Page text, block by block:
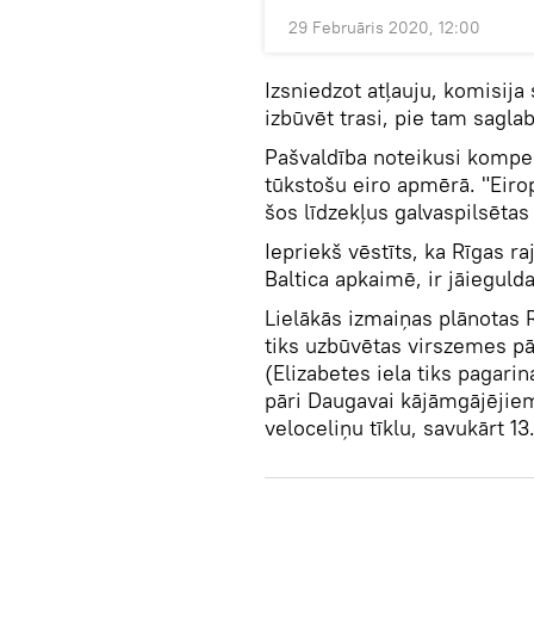
29 Februāris 2020, 12:00
Izsniedzot atļauju,
izbūvēt trasi, pie tam
Pašvaldība noteikusi
tūkstošu eiro apmērā.
šos līdzekļus
Iepriekš vēstīts, ka Rīgas
Baltica apkaimē, ir
Lielākās izmaiņas plānotas
tiks uzbūvētas virszemes
(Elizabetes iela tiks
pāri Daugavai
veloceliņu tīklu, savukārt